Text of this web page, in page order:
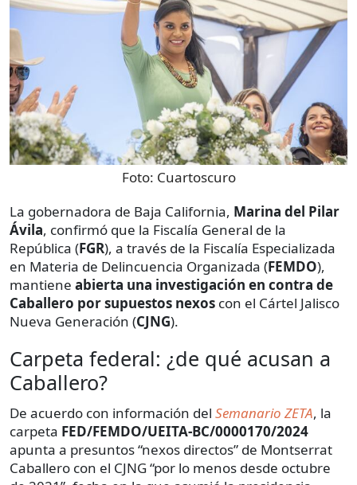
Foto: Cuartoscuro
La gobernadora de Baja California, Marina del Pilar
Ávila, confirmó que la Fiscalía General de la
República (FGR), a través de la Fiscalía Especializada
en Materia de Delincuencia Organizada (FEMDO),
mantiene abierta una investigación en contra de
Caballero por supuestos nexos con el Cártel Jalisco
Nueva Generación (CJNG).
Carpeta federal: ¿de qué acusan a
Caballero?
De acuerdo con información del Semanario ZETA, la
carpeta FED/FEMDO/UEITA-BC/0000170/2024
apunta a presuntos “nexos directos” de Montserrat
Caballero con el CJNG “por lo menos desde octubre